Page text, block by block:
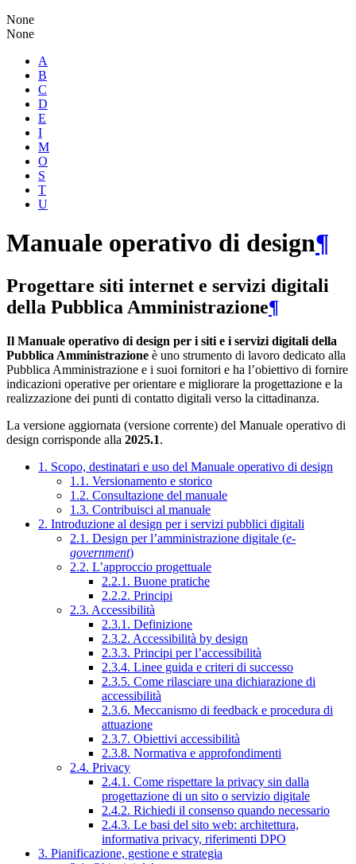
None
None
A
B
C
D
E
I
M
O
S
T
U
Manuale operativo di design¶
Progettare siti internet e servizi digitali
della Pubblica Amministrazione¶
Il Manuale operativo di design per i siti e i servizi digitali della
Pubblica Amministrazione è uno strumento di lavoro dedicato alla
Pubblica Amministrazione e i suoi fornitori e ha l’obiettivo di fornire
indicazioni operative per orientare e migliorare la progettazione e la
realizzazione dei punti di contatto digitali verso la cittadinanza.
La versione aggiornata (versione corrente) del Manuale operativo di
design corrisponde alla 2025.1.
1. Scopo, destinatari e uso del Manuale operativo di design
1.1. Versionamento e storico
1.2. Consultazione del manuale
1.3. Contribuisci al manuale
2. Introduzione al design per i servizi pubblici digitali
2.1. Design per l’amministrazione digitale (e-
government)
2.2. L’approccio progettuale
2.2.1. Buone pratiche
2.2.2. Principi
2.3. Accessibilità
2.3.1. Definizione
2.3.2. Accessibilità by design
2.3.3. Principi per l’accessibilità
2.3.4. Linee guida e criteri di successo
2.3.5. Come rilasciare una dichiarazione di
accessibilità
2.3.6. Meccanismo di feedback e procedura di
attuazione
2.3.7. Obiettivi accessibilità
2.3.8. Normativa e approfondimenti
2.4. Privacy
2.4.1. Come rispettare la privacy sin dalla
progettazione di un sito o servizio digitale
2.4.2. Richiedi il consenso quando necessario
2.4.3. Le basi del sito web: architettura,
informativa privacy, riferimenti DPO
3. Pianificazione, gestione e strategia